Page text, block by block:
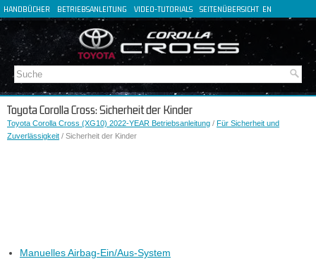
HANDBÜCHER BETRIEBSANLEITUNG VIDEO-TUTORIALS SEITENÜBERSICHT EN
FR
IT
Toyota Corolla Cross: Sicherheit der Kinder
Toyota Corolla Cross (XG10) 2022-YEAR Betriebsanleitung / Für Sicherheit und
Zuverlässigkeit / Sicherheit der Kinder
Manuelles Airbag-Ein/Aus-System